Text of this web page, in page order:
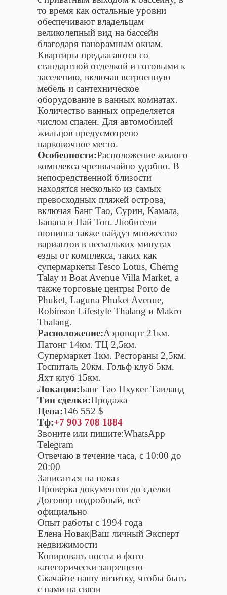
то время как остальные уровни
обеспечивают владельцам
великолепный вид на бассейн
благодаря панорамным окнам.
Квартиры предлагаются со
стандартной отделкой и готовыми к
заселению, включая встроенную
мебель и сантехническое
оборудование в ванных комнатах.
Количество ванных определяется
числом спален. Для автомобилей
жильцов предусмотрено
парковочное место.
Особенности:Расположение жилого
комплекса чрезвычайно удобно. В
непосредственной близости
находятся несколько из самых
превосходных пляжей острова,
включая Банг Тао, Сурин, Камала,
Банана и Най Тон. Любители
шопинга также найдут множество
вариантов в нескольких минутах
езды от комплекса, таких как
супермаркеты Tesco Lotus, Cherng
Talay и Boat Avenue Villa Market, а
также торговые центры Porto de
Phuket, Laguna Phuket Avenue,
Robinson Lifestyle Thalang и Makro
Thalang.
Расположение:Аэропорт 21км.
Патонг 14км. ТЦ 2,5км.
Супермаркет 1км. Рестораны 2,5км.
Госпиталь 20км. Гольф клуб 5км.
Яхт клуб 15км.
Локация:Банг Тао Пхукет Таиланд
Тип сделки:Продажа
Цена:146 552 $
Тф:+7 903 708 1884
Звоните или пишите:WhatsApp
Telegram
Отвечаю в течение часа, с 10:00 до
20:00
Записаться на показ
Проверка документов до сделки
Договор подробный, всё
официально
Опыт работы с 1994 года
Елена Новак|Ваш личный Эксперт
недвижимости
Копировать посты и фото
категорически запрещено
Скачайте нашу визитку, чтобы быть
с нами на связи